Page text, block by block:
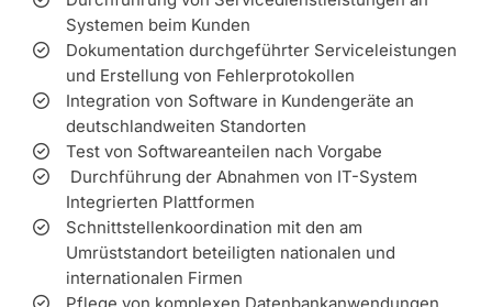
Systemen beim Kunden
Dokumentation durchgeführter Serviceleistungen
und Erstellung von Fehlerprotokollen
Integration von Software in Kundengeräte an
deutschlandweiten Standorten
Test von Softwareanteilen nach Vorgabe
Durchführung der Abnahmen von IT-System
Integrierten Plattformen
Schnittstellenkoordination mit den am
Umrüststandort beteiligten nationalen und
internationalen Firmen